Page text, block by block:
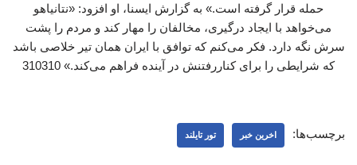
حمله قرار گرفته است.» به گزارش ایسنا، او افزود: «نتانیاهو
می‌خواهد با ایجاد درگیری، مخالفان را مهار کند و مردم را پشت
سرش نگه دارد. فکر می‌کنم که توافق با ایران همان تیر خلاصی باشد
که شرایطی را برای کناررفتنش در آینده فراهم می‌کند.» 310310
برچسب‌ها: اخرین خبر تور تایلند